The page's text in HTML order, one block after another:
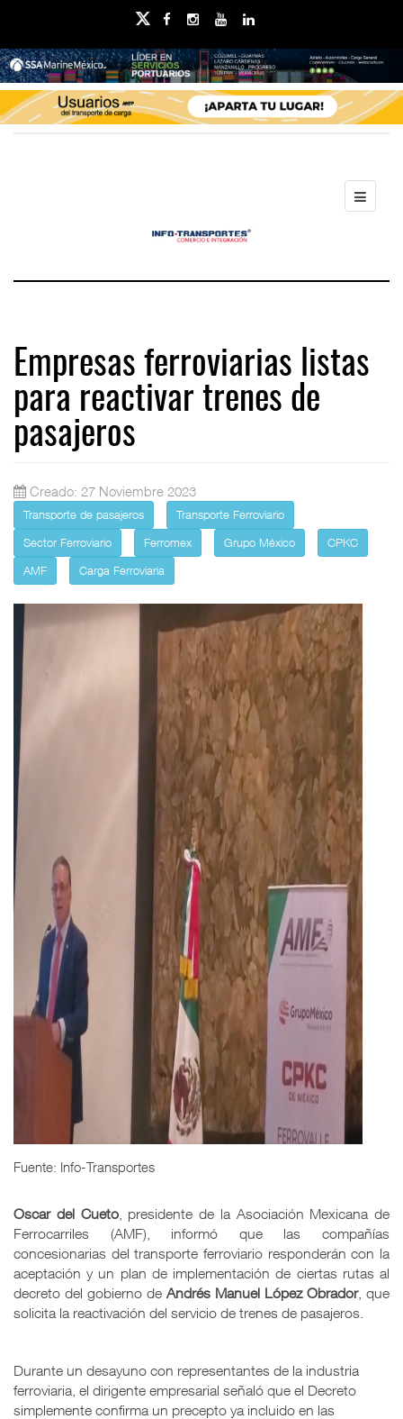
Empresas ferroviarias listas
para reactivar trenes de
pasajeros
Creado: 27 Noviembre 2023
Transporte de pasajeros
Transporte Ferroviario
Sector Ferroviario
Ferromex Grupo México
CPKC
AMF
Carga Ferroviaria
Fuente: Info-Transportes
Oscar del Cueto, presidente de la Asociación Mexicana de
Ferrocarriles (AMF), informó que las compañías
concesionarias del transporte ferroviario responderán con la
aceptación y un plan de implementación de ciertas rutas al
decreto del gobierno de Andrés Manuel López Obrador, que
solicita la reactivación del servicio de trenes de pasajeros.
Durante un desayuno con representantes de la industria
ferroviaria, el dirigente empresarial señaló que el Decreto
simplemente confirma un precepto ya incluido en las